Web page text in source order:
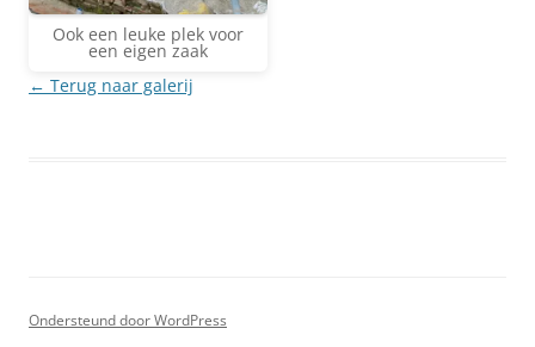
Ook een leuke plek voor
een eigen zaak
← Terug naar galerij
Ondersteund door WordPress